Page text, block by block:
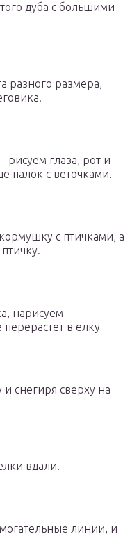
дуба с большими
разного размера,
рисуем глаза, рот и
палок с веточками.
с птичками, а
нарисуем
в елку
снегиря сверху на
вдали.
линии, и